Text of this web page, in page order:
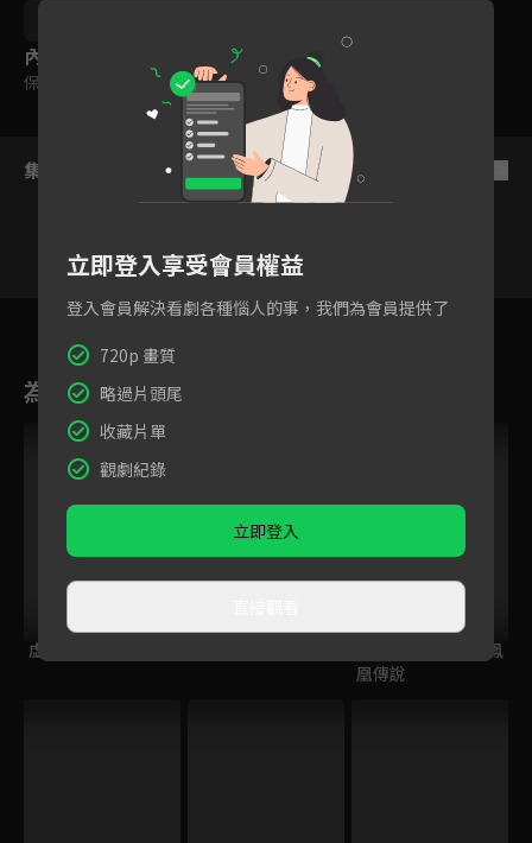
內容標籤
保護級
集數列表
7 8 9 10 11
為您推薦
VIP
虛構推理 第2季
大江戶烈火殺手 - 鳳
凰傳說
立即登入享受會員權益
登入會員解決看劇各種惱人的事，我們為會員提供了
720p 畫質
略過片頭尾
收藏片單
觀劇紀錄
立即登入